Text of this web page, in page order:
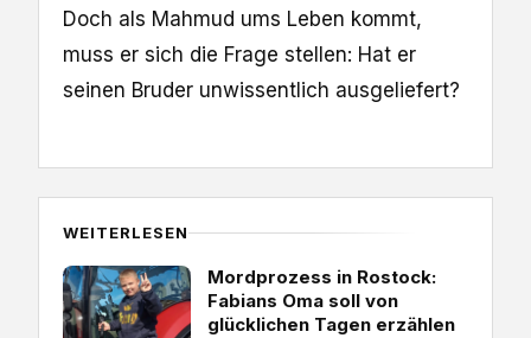
Doch als Mahmud ums Leben kommt,
muss er sich die Frage stellen: Hat er
seinen Bruder unwissentlich ausgeliefert?
WEITERLESEN
Mordprozess in Rostock:
Fabians Oma soll von
glücklichen Tagen erzählen